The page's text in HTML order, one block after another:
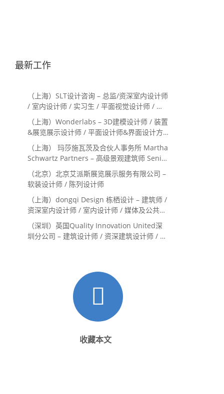
最新工作
（上海）SLT设计咨询 – 总监/资深室内设计师
/ 室内设计师 / 实习生 / 平面视觉设计师 / 项
目经理/中后期负责人 / 媒体公关负责人 / 服
务体验设计师
（上海）Wonderlabs – 3D建模设计师 / 装置
&展览展示设计师 / 平面设计师&界面设计方
（上海） 玛莎施瓦茨及合伙人事务所 Martha
Schwartz Partners – 高级景观建筑师 Senior
Landscape Designer / 景观建筑师
Landscape Designer
（北京）北京艾派斯展览展示服务有限公司 –
软装设计师 / 陈列设计师
（上海）dongqi Design 栋栖设计 – 建筑师 /
资深室内设计师 / 室内设计师 / 媒体及公共关
系主管 / 设计实习生（常年招聘）
（深圳）英国Quality Innovation United深
圳分公司 – 建筑设计师 / 资深建筑设计师 / 室
收藏本文